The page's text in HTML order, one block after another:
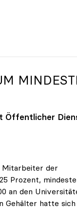
Öffentlicher
Mitarbeiter der
Prozent,
an den
Gehälter hatte